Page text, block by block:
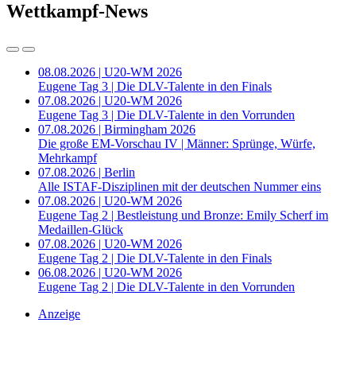
Wettkampf-News
08.08.2026 | U20-WM 2026
Eugene Tag 3 | Die DLV-Talente in den Finals
07.08.2026 | U20-WM 2026
Eugene Tag 3 | Die DLV-Talente in den Vorrunden
07.08.2026 | Birmingham 2026
Die große EM-Vorschau IV | Männer: Sprünge, Würfe,
Mehrkampf
07.08.2026 | Berlin
Alle ISTAF-Disziplinen mit der deutschen Nummer eins
07.08.2026 | U20-WM 2026
Eugene Tag 2 | Bestleistung und Bronze: Emily Scherf im
Medaillen-Glück
07.08.2026 | U20-WM 2026
Eugene Tag 2 | Die DLV-Talente in den Finals
06.08.2026 | U20-WM 2026
Eugene Tag 2 | Die DLV-Talente in den Vorrunden
Anzeige